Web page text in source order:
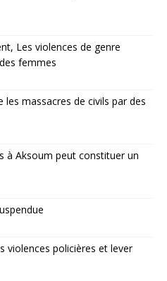
Les violences de genre
femmes
massacres de civils par des
à Aksoum peut constituer un
violences policières et lever